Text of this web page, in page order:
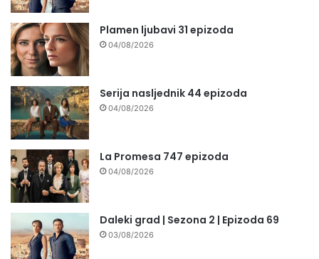
Plamen ljubavi 31 epizoda
04/08/2026
Serija nasljednik 44 epizoda
04/08/2026
La Promesa 747 epizoda
04/08/2026
Daleki grad | Sezona 2 | Epizoda 69
03/08/2026